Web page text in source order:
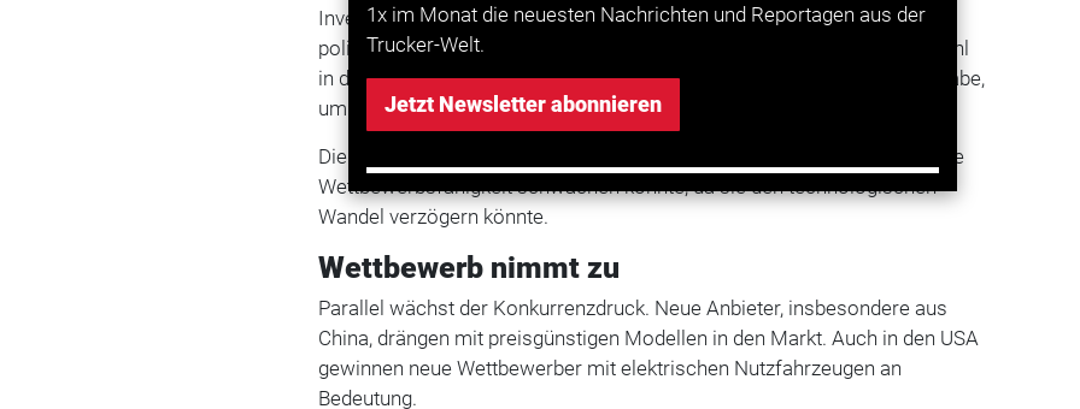
1x im Monat die neuesten Nachrichten und Reportagen aus der
Trucker-Welt.
Jetzt Newsletter abonnieren
Investoren sehen zudem Risiken im Umgang des Unternehmens mit
politischen Rahmenbedingungen. So wird kritisiert, dass TRATON sowohl
in den USA als auch in Europa Einfluss auf Regulierungen genommen habe,
um Vorgaben zur Elektrifizierung zu entschärfen.
Die Aktionärsvereinigung warnt, dass eine solche Strategie langfristig die
Wettbewerbsfähigkeit schwächen könnte, da sie den technologischen
Wandel verzögern könnte.
Wettbewerb nimmt zu
Parallel wächst der Konkurrenzdruck. Neue Anbieter, insbesondere aus
China, drängen mit preisgünstigen Modellen in den Markt. Auch in den USA
gewinnen neue Wettbewerber mit elektrischen Nutzfahrzeugen an
Bedeutung.